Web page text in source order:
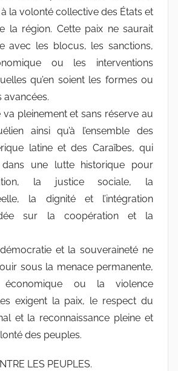
la volonté collective des États et
la région. Cette paix ne saurait
avec les blocus, les sanctions,
ou les interventions
qu’en soient les formes ou
avancées.
va pleinement et sans réserve au
ainsi qu’à l’ensemble des
latine et des Caraïbes, qui
une lutte historique pour
la justice sociale, la
la dignité et l’intégration
sur la coopération et la
démocratie et la souveraineté ne
sous la menace permanente,
ou la violence
exigent la paix, le respect du
et la reconnaissance pleine et
des peuples.
LES PEUPLES.